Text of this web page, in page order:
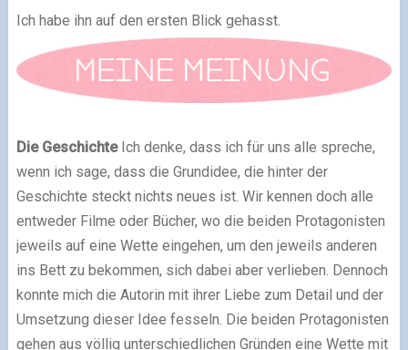
Ich habe ihn auf den ersten Blick gehasst.
Die GeschichteIch denke, dass ich für uns alle spreche,
wenn ich sage, dass die Grundidee, die hinter der
Geschichte steckt nichts neues ist. Wir kennen doch alle
entweder Filme oder Bücher, wo die beiden Protagonisten
jeweils auf eine Wette eingehen, um den jeweils anderen
ins Bett zu bekommen, sich dabei aber verlieben. Dennoch
konnte mich die Autorin mit ihrer Liebe zum Detail und der
Umsetzung dieser Idee fesseln. Die beiden Protagonisten
gehen aus völlig unterschiedlichen Gründen eine Wette mit